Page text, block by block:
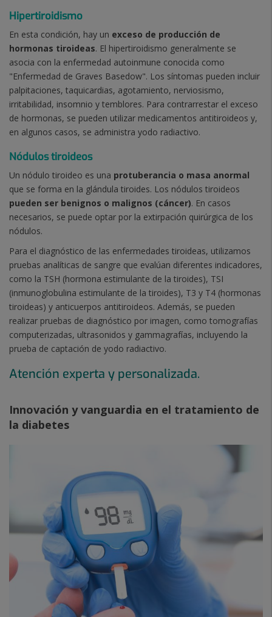
Hipertiroidismo
En esta condición, hay un exceso de producción de
hormonas tiroideas. El hipertiroidismo generalmente se
asocia con la enfermedad autoinmune conocida como
"Enfermedad de Graves Basedow". Los síntomas pueden incluir
palpitaciones, taquicardias, agotamiento, nerviosismo,
irritabilidad, insomnio y temblores. Para contrarrestar el exceso
de hormonas, se pueden utilizar medicamentos antitiroideos y,
en algunos casos, se administra yodo radiactivo.
Nódulos tiroideos
Un nódulo tiroideo es una protuberancia o masa anormal
que se forma en la glándula tiroides. Los nódulos tiroideos
pueden ser benignos o malignos (cáncer). En casos
necesarios, se puede optar por la extirpación quirúrgica de los
nódulos.
Para el diagnóstico de las enfermedades tiroideas, utilizamos
pruebas analíticas de sangre que evalúan diferentes indicadores,
como la TSH (hormona estimulante de la tiroides), TSI
(inmunoglobulina estimulante de la tiroides), T3 y T4 (hormonas
tiroideas) y anticuerpos antitiroideos. Además, se pueden
realizar pruebas de diagnóstico por imagen, como tomografías
computerizadas, ultrasonidos y gammagrafías, incluyendo la
prueba de captación de yodo radiactivo.
Atención experta y personalizada.
Innovación y vanguardia en el tratamiento de
la diabetes